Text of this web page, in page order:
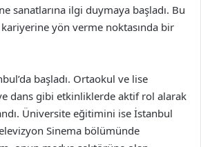
sanatlarına ilgi duymaya başladı. Bu
yön verme noktasında bir
başladı. Ortaokul ve lise
dans gibi etkinliklerde aktif rol alarak
Üniversite eğitimini ise İstanbul
Sinema bölümünde